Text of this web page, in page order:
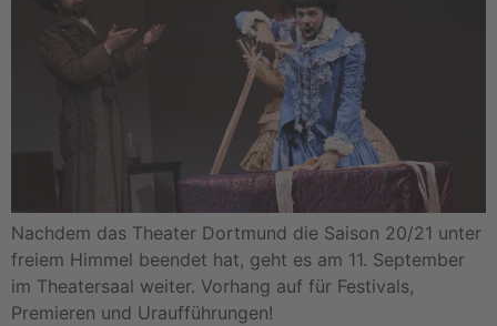
Nachdem das Theater Dortmund die Saison 20/21 unter
freiem Himmel beendet hat, geht es am 11. September
im Theatersaal weiter. Vorhang auf für Festivals,
Premieren und Uraufführungen!